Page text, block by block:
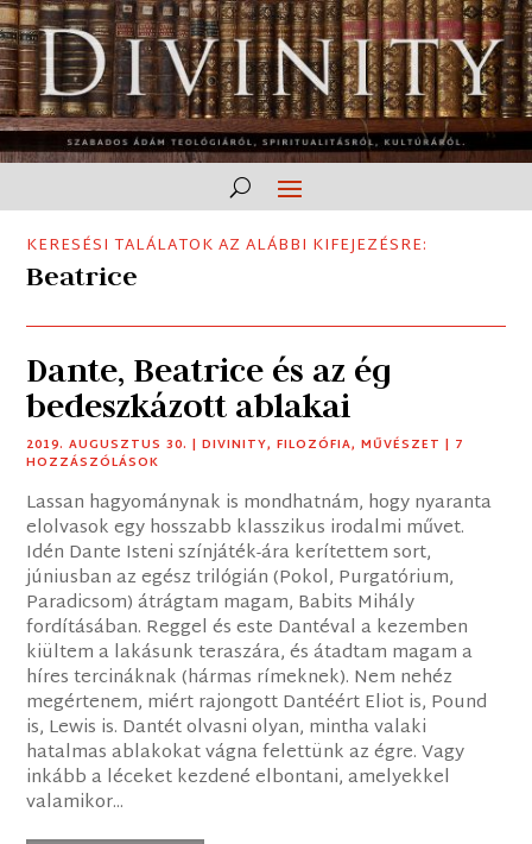
KERESÉSI TALÁLATOK AZ ALÁBBI KIFEJEZÉSRE:
Beatrice
Dante, Beatrice és az ég
bedeszkázott ablakai
2019. AUGUSZTUS 30. |DIVINITY,FILOZÓFIA,MŰVÉSZET | 7
HOZZÁSZÓLÁSOK
Lassan hagyománynak is mondhatnám, hogy nyaranta
elolvasok egy hosszabb klasszikus irodalmi művet.
Idén Dante Isteni színjáték-ára kerítettem sort,
júniusban az egész trilógián (Pokol, Purgatórium,
Paradicsom) átrágtam magam, Babits Mihály
fordításában. Reggel és este Dantéval a kezemben
kiültem a lakásunk teraszára, és átadtam magam a
híres tercináknak (hármas rímeknek). Nem nehéz
megértenem, miért rajongott Dantéért Eliot is, Pound
is, Lewis is. Dantét olvasni olyan, mintha valaki
hatalmas ablakokat vágna felettünk az égre. Vagy
inkább a léceket kezdené elbontani, amelyekkel
valamikor...